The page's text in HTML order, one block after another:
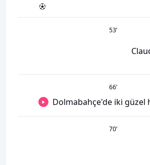
53’
66’
Dolmabahçe'de iki güzel
70’